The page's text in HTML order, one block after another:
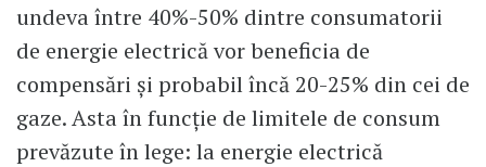
undeva între 40%-50% dintre consumatorii
de energie electrică vor beneficia de
compensări și probabil încă 20-25% din cei de
gaze. Asta în funcție de limitele de consum
prevăzute în lege: la energie electrică